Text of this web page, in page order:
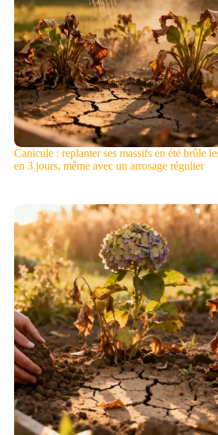
Canicule : replanter ses massifs en été brûle
en 3 jours, même avec un arrosage régulier